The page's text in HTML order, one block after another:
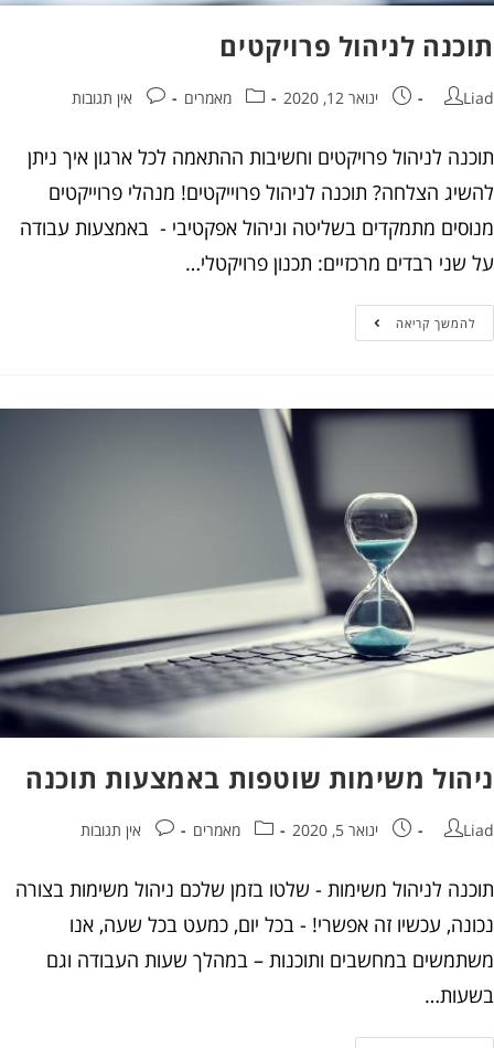
לניהול פרויקטים
ינואר 12, 2020 מאמרים אין תגובות
לניהול פרויקטים וחשיבות ההתאמה לכל ארגון איך ניתן
הצלחה? תוכנה לניהול פרוייקטים! מנהלי פרוייקטים
מתמקדים בשליטה וניהול אפקטיבי - באמצעות עבודה
רבדים מרכזיים: תכנון פרויקטלי…
קריאה
משימות שוטפות באמצעות תוכנה
ינואר 5, 2020 מאמרים אין תגובות
לניהול משימות - שלטו בזמן שלכם ניהול משימות בצורה
עכשיו זה אפשרי! - בכל יום, כמעט בכל שעה, אנו
במחשבים ותוכנות – במהלך שעות העבודה וגם